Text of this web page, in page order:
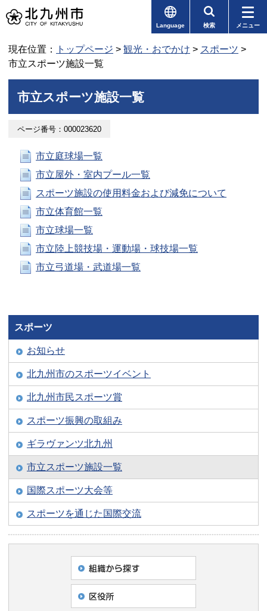
Language 検索 メニュー
現在位置： トップページ > 観光・おでかけ > スポーツ >
市立スポーツ施設一覧
市立スポーツ施設一覧
ページ番号：000023620
市立庭球場一覧
市立屋外・室内プール一覧
スポーツ施設の使用料金および減免について
市立体育館一覧
市立球場一覧
市立陸上競技場・運動場・球技場一覧
市立弓道場・武道場一覧
スポーツ
お知らせ
北九州市のスポーツイベント
北九州市民スポーツ賞
スポーツ振興の取組み
ギラヴァンツ北九州
市立スポーツ施設一覧
国際スポーツ大会等
スポーツを通じた国際交流